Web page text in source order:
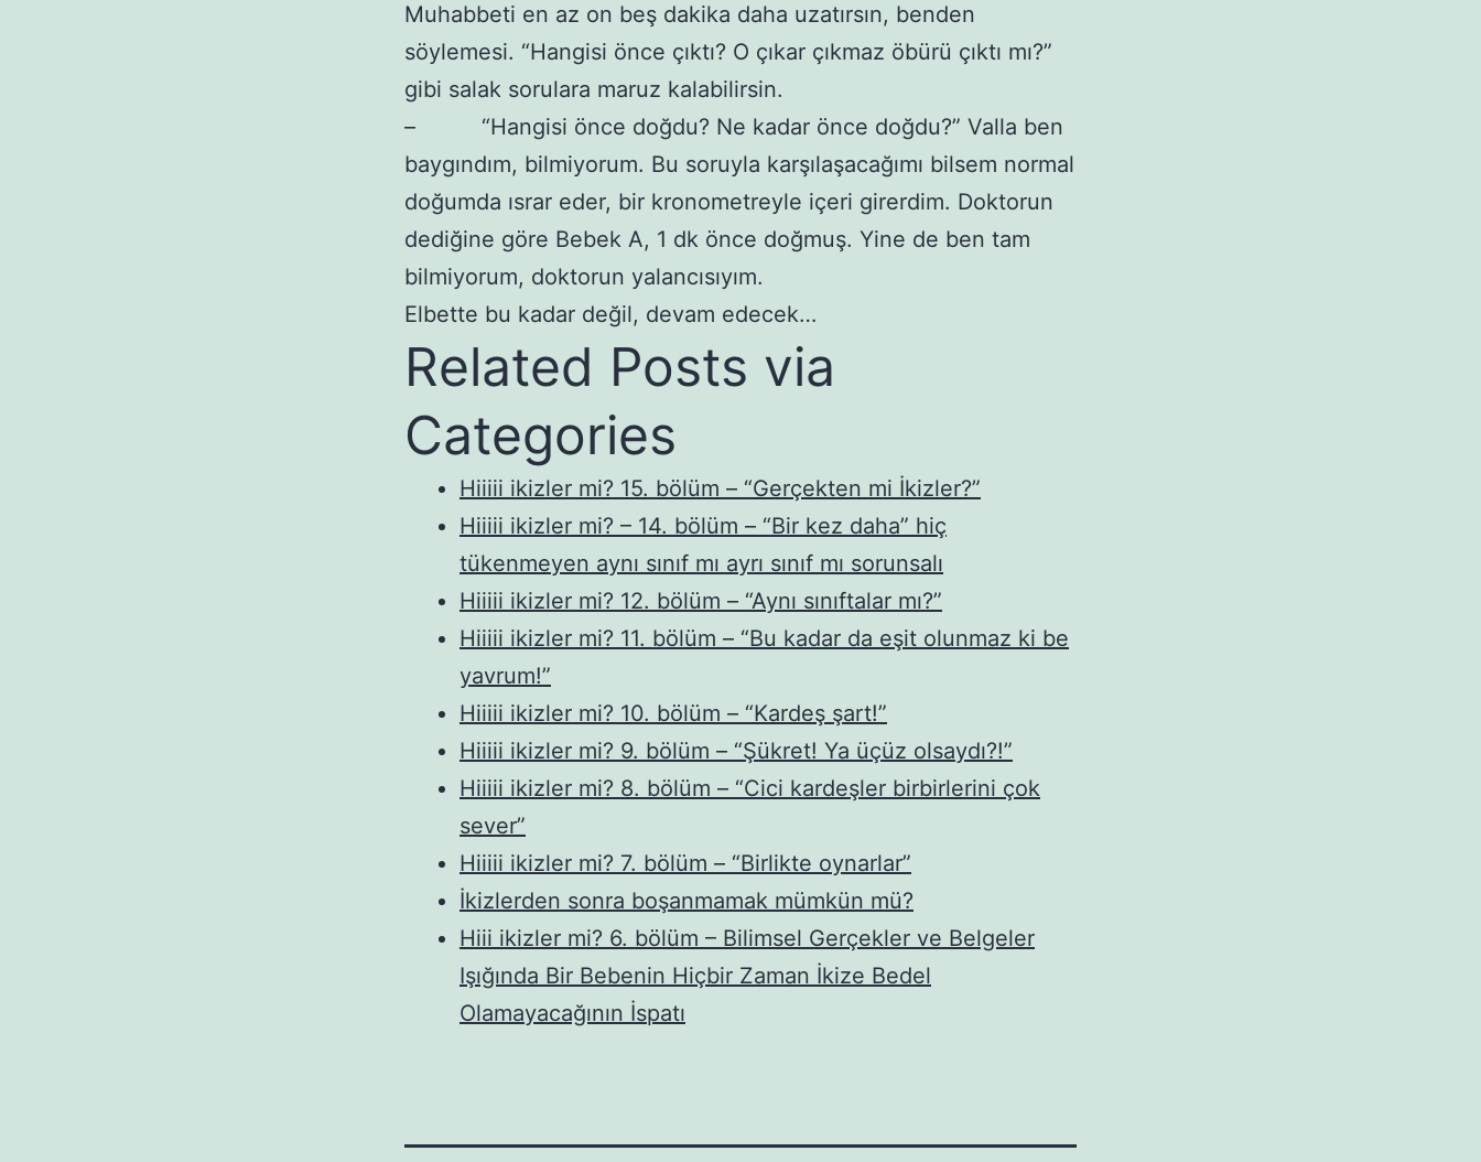
Muhabbeti en az on beş dakika daha uzatırsın, benden
söylemesi. “Hangisi önce çıktı? O çıkar çıkmaz öbürü çıktı mı?”
gibi salak sorulara maruz kalabilirsin.
– “Hangisi önce doğdu? Ne kadar önce doğdu?” Valla ben
baygındım, bilmiyorum. Bu soruyla karşılaşacağımı bilsem normal
doğumda ısrar eder, bir kronometreyle içeri girerdim. Doktorun
dediğine göre Bebek A, 1 dk önce doğmuş. Yine de ben tam
bilmiyorum, doktorun yalancısıyım.
Elbette bu kadar değil, devam edecek…
Related Posts via
Categories
Hiiiii ikizler mi? 15. bölüm – “Gerçekten mi İkizler?”
Hiiiii ikizler mi? – 14. bölüm – “Bir kez daha” hiç
tükenmeyen aynı sınıf mı ayrı sınıf mı sorunsalı
Hiiiii ikizler mi? 12. bölüm – “Aynı sınıftalar mı?”
Hiiiii ikizler mi? 11. bölüm – “Bu kadar da eşit olunmaz ki be
yavrum!”
Hiiiii ikizler mi? 10. bölüm – “Kardeş şart!”
Hiiiii ikizler mi? 9. bölüm – “Şükret! Ya üçüz olsaydı?!”
Hiiiii ikizler mi? 8. bölüm – “Cici kardeşler birbirlerini çok
sever”
Hiiiii ikizler mi? 7. bölüm – “Birlikte oynarlar”
İkizlerden sonra boşanmamak mümkün mü?
Hiii ikizler mi? 6. bölüm – Bilimsel Gerçekler ve Belgeler
Işığında Bir Bebenin Hiçbir Zaman İkize Bedel
Olamayacağının İspatı